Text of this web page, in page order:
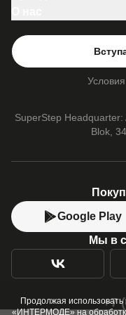
Продолжая
«ИНТЕРМОДЕ» на
Les Benjamins
Adidas
Vans
Про SuperStep
Новости
Только оригинал
Наши магазины
SuperStep
Blok,
Google Play
Мы в
+7